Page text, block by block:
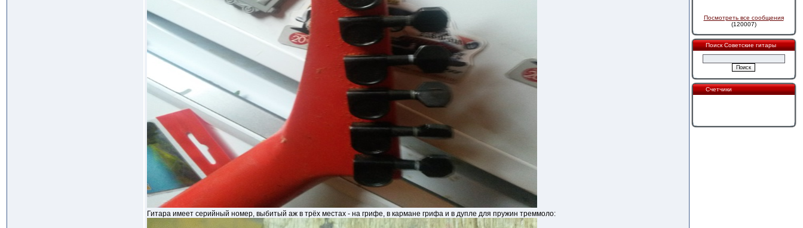
Гитара имеет серийный номер, выбитый аж в трёх местах - на грифе, в кармане грифа и в дупле для пружин треммоло:
Посмотреть все сообщения
(120007)
Поиск Советские гитары
Счетчики